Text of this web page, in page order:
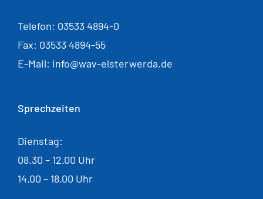
Telefon: 03533 4894-0
Fax: 03533 4894-55
E-Mail: info@wav-elsterwerda.de
Sprechzeiten
Dienstag:
08.30 – 12.00 Uhr
14.00 – 18.00 Uhr